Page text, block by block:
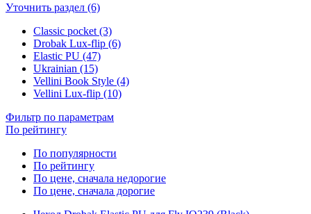
Уточнить раздел (6)
Classic pocket (3)
Drobak Lux-flip (6)
Elastic PU (47)
Ukrainian (15)
Vellini Book Style (4)
Vellini Lux-flip (10)
Фильтр по параметрам
По рейтингу
По популярности
По рейтингу
По цене, сначала недорогие
По цене, сначала дорогие